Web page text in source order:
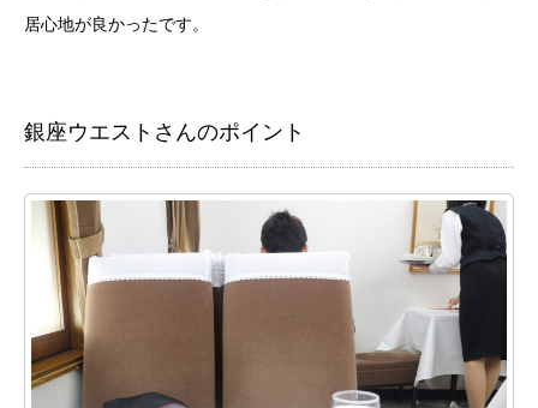
居心地が良かったです。
銀座ウエストさんのポイント